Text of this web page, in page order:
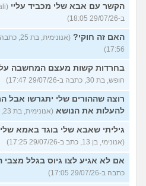
הקשר עם אבא שלי מכביד עליי
ב-29/07/26 18:05)
האם זה חוקי?
17:56)
בחרדות קשות מעצם המחשבה על
חופש, בת 30, כתבה ב-29/07/26 17:47)
רוצה שההורים שלי יתגרשו אבל
להעלות את הנושא (אנונימית, בת 23, כתבה ב-29/07/26 17:36)
גיליתי שאבא שלי בוגד באמא
(אנונימי, בן 13, כתב ב-29/07/26 17:25)
אם לא אגיע לצו גיוס בגלל מצבי
כתבה ב-29/07/26 17:05)